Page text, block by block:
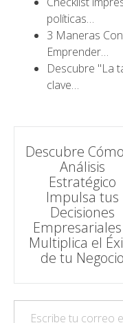
políticas…
3 Maneras
Emprender…
Descubre "La
clave…
Navegación
entradas
Descubre
Análisis
Estratégico
Impulsa tus
Decisiones
Multiplica el
de tu Negocio
Escribe tu correo electrónico…